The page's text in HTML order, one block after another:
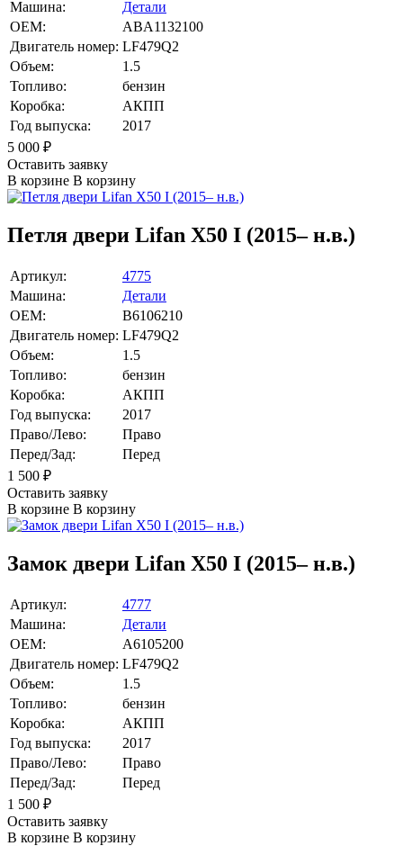
Машина:
Детали
OEM:
ABA1132100
Двигатель номер: LF479Q2
Объем:
1.5
Топливо:
бензин
Коробка:
АКПП
Год выпуска:
2017
5 000 ₽
Оставить заявку
В корзине В корзину
Петля двери Lifan X50 I (2015– н.в.)
Артикул:
4775
Машина:
Детали
OEM:
B6106210
Двигатель номер: LF479Q2
Объем:
1.5
Топливо:
бензин
Коробка:
АКПП
Год выпуска:
2017
Право/Лево:
Право
Перед/Зад:
Перед
1 500 ₽
Оставить заявку
В корзине В корзину
Замок двери Lifan X50 I (2015– н.в.)
Артикул:
4777
Машина:
Детали
OEM:
A6105200
Двигатель номер: LF479Q2
Объем:
1.5
Топливо:
бензин
Коробка:
АКПП
Год выпуска:
2017
Право/Лево:
Право
Перед/Зад:
Перед
1 500 ₽
Оставить заявку
В корзине В корзину